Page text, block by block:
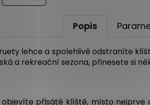
Popis
lehce a spolehlivě odstraníte
a rekreační sezona, přinesete si
objevíte přisáté klíště, místo nejprve